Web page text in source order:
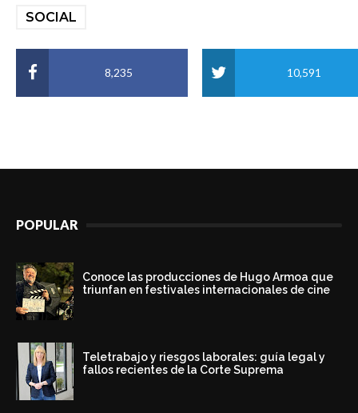
SOCIAL
8,235 10,591
POPULAR
Conoce las producciones de Hugo Armoa que
triunfan en festivales internacionales de cine
Teletrabajo y riesgos laborales: guía legal y
fallos recientes de la Corte Suprema